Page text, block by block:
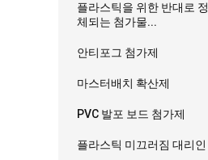
플라스틱을 위한 반대로 정
체되는 첨가물...
안티포그 첨가제
마스터배치 확산제
PVC 발포 보드 첨가제
플라스틱 미끄러짐 대리인